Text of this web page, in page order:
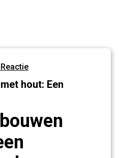
hout: Een